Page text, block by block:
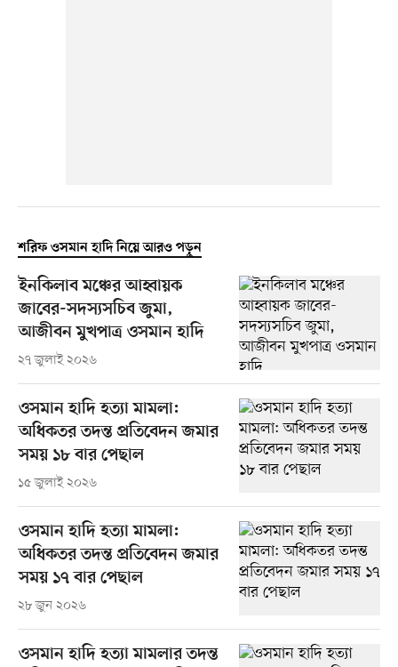
শরিফ ওসমান হাদি নিয়ে আরও পড়ুন
ইনকিলাব মঞ্চের আহ্বায়ক
জাবের-সদস্যসচিব জুমা,
আজীবন মুখপাত্র ওসমান হাদি
২৭ জুলাই ২০২৬
ওসমান হাদি হত্যা মামলা:
অধিকতর তদন্ত প্রতিবেদন জমার
সময় ১৮ বার পেছাল
১৫ জুলাই ২০২৬
ওসমান হাদি হত্যা মামলা:
অধিকতর তদন্ত প্রতিবেদন জমার
সময় ১৭ বার পেছাল
২৮ জুন ২০২৬
ওসমান হাদি হত্যা মামলার তদন্ত